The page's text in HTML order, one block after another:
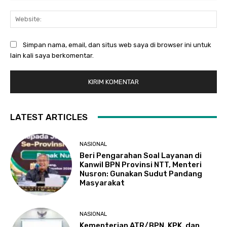
Simpan nama, email, dan situs web saya di browser ini untuk
lain kali saya berkomentar.
LATEST ARTICLES
NASIONAL
Beri Pengarahan Soal Layanan di
Kanwil BPN Provinsi NTT, Menteri
Nusron: Gunakan Sudut Pandang
Masyarakat
NASIONAL